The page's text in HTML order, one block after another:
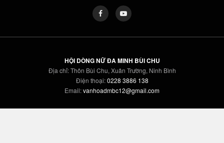
HỘI DÒNG NỮ ĐA MINH BÙI CHU
Địa chỉ: Thôn Bùi Chu, Xuân Trường, Ninh Bình
Điện thoại:0228 3886 138
Email:vanhoadmbc12@gmail.com